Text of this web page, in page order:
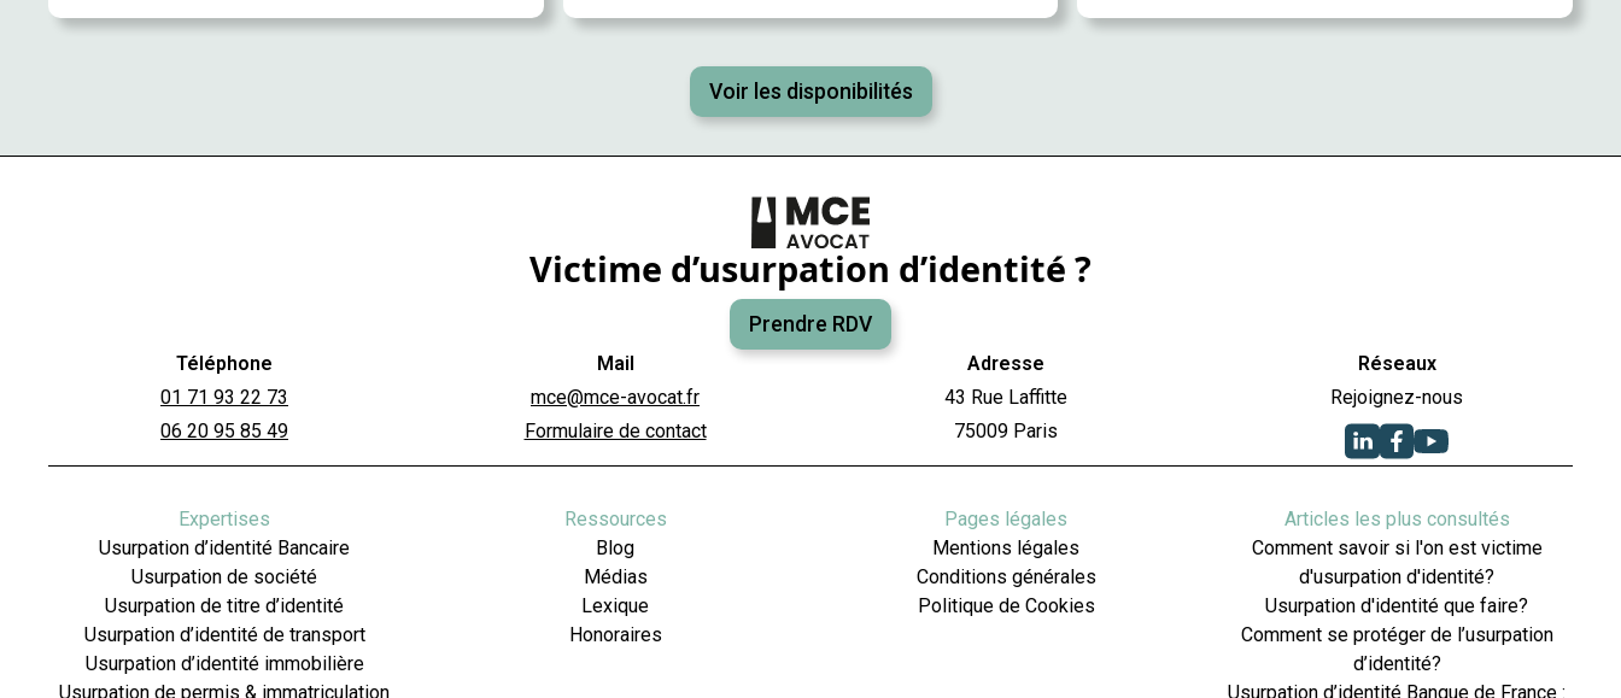
Voir les disponibilités
Victime d’usurpation d’identité ?
Prendre RDV
Téléphone
01 71 93 22 73
06 20 95 85 49
Mail
mce@mce-avocat.fr
Formulaire de contact
Adresse
43 Rue Laffitte
75009 Paris
Réseaux
Rejoignez-nous
Expertises
Usurpation d’identité Bancaire
Usurpation de société
Usurpation de titre d’identité
Usurpation d’identité de transport
Usurpation d’identité immobilière
Usurpation de permis & immatriculation
Ressources
Blog
Médias
Lexique
Honoraires
Pages légales
Mentions légales
Conditions générales
Politique de Cookies
Articles les plus consultés
Comment savoir si l'on est victime
d'usurpation d'identité?
Usurpation d'identité que faire?
Comment se protéger de l’usurpation
d’identité?
Usurpation d’identité Banque de France :